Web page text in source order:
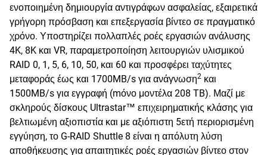
ενοποιημένη δημιουργία αντιγράφων ασφαλείας, εξαιρετικά
γρήγορη πρόσβαση και επεξεργασία βίντεο σε πραγματικό
χρόνο. Υποστηρίζει πολλαπλές ροές εργασιών ανάλυσης
4K, 8K και VR, παραμετροποίηση λειτουργιών υλισμικού
RAID 0, 1, 5, 6, 10, 50, και 60 και προσφέρει ταχύτητες
μεταφοράς έως και 1700MB/s για ανάγνωση2 και
1500MB/s για εγγραφή (mόνο μοντέλα 208 TB). Μαζί με
σκληρούς δίσκους Ultrastar™ επιχειρηματικής κλάσης για
βελτιωμένη αξιοπιστία και με αξιόπιστη 5ετή περιορισμένη
εγγύηση, το G-RAID Shuttle 8 είναι η απόλυτη λύση
αποθήκευσης για απαιτητικές ροές εργασιών βίντεο στον